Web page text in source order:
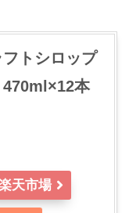
トシロップ
本
天市場